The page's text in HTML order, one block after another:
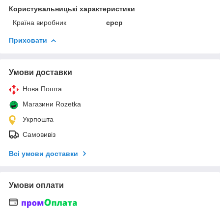
Користувальницькі характеристики
Країна виробник
срср
Приховати
Умови доставки
Нова Пошта
Магазини Rozetka
Укрпошта
Самовивіз
Всі умови доставки
Умови оплати